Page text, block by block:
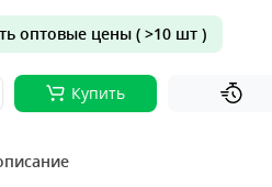
оптовые цены ( >10 шт )
Купить